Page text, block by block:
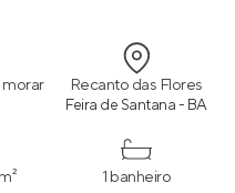
morar Recanto das Flores
Feira de Santana - BA
1 banheiro